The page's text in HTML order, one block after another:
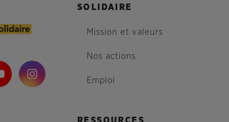
SOLIDAIRE
Mission et valeurs
Nos actions
Emploi